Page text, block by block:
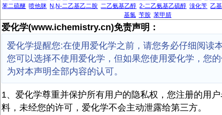
苯二硫醚 喷他脒 N,N-二乙基乙二胺 二乙氨基乙醇 2-二乙氨基乙硫醇 溴化苄 乙
基氯 苄胺 苯甲腈
爱化学(www.ichemistry.cn)免责声明：
爱化学提醒您:在使用爱化学之前，请您务必仔细阅读
您可以选择不使用爱化学，但如果您使用爱化学，您
为对本声明全部内容的认可。
1、爱化学尊重并保护所有用户的隐私权，您注册的用
料，未经您的许可，爱化学不会主动泄露给第三方。